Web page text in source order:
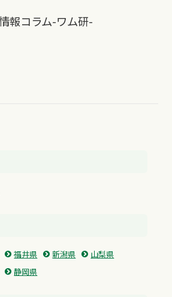
報コラム-ワム研-
福井県 新潟県
山梨県
静岡県